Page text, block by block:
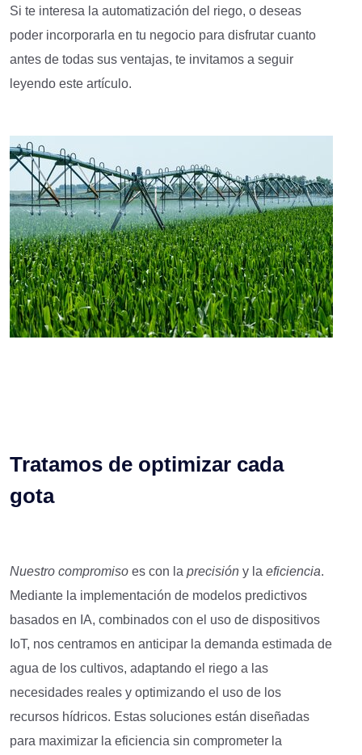
Si te interesa la automatización del riego, o deseas
poder incorporarla en tu negocio para disfrutar cuanto
antes de todas sus ventajas, te invitamos a seguir
leyendo este artículo.
Tratamos de optimizar cada
gota
Nuestro compromiso es con la precisión y la eficiencia.
Mediante la implementación de modelos predictivos
basados en IA, combinados con el uso de dispositivos
IoT, nos centramos en anticipar la demanda estimada de
agua de los cultivos, adaptando el riego a las
necesidades reales y optimizando el uso de los
recursos hídricos. Estas soluciones están diseñadas
para maximizar la eficiencia sin comprometer la